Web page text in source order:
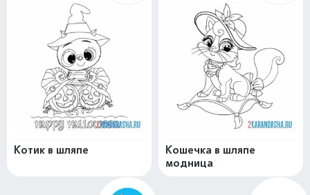
Котик в шляпе
Кошечка в шляпе
модница